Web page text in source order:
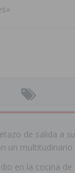
de salida a
un
en la cocina de